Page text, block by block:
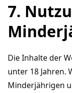
7.
Die Inhalte der
unter 18 Jahren.
Minderjährigen